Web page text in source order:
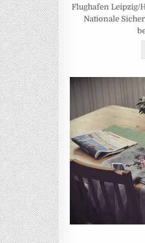
Flughafen Leipzig/
Nationale